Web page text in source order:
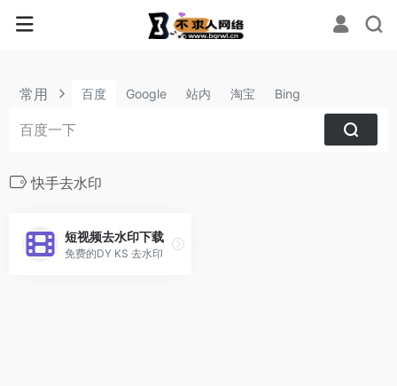
常用 百度 Google 站内 淘宝 Bing
快手去水印
短视频去水印下载
免费的DY KS 去水印